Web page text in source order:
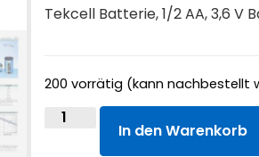
Tekcell Batterie, 1/2 AA, 3,6 V
200 vorrätig (kann nachbestellt
In den Warenkorb